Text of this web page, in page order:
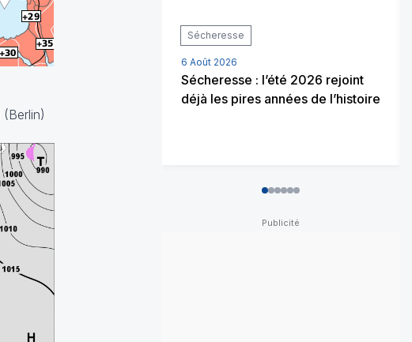
(Berlin)
Sécheresse
6 Août 2026
Sécheresse : l’été 2026 rejoint
déjà les pires années de l’histoire
012345